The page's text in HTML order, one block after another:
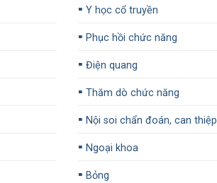
▪️ Y học cổ truyền
▪️ Phục hồi chức năng
▪️ Điện quang
▪️ Thăm dò chức năng
▪️ Nội soi chẩn đoán, can thiệp
▪️ Ngoại khoa
▪️ Bỏng